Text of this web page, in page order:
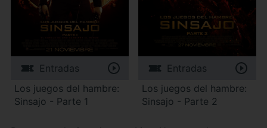
Entradas
Los juegos del hambre:
Sinsajo - Parte 1
Entradas
Los juegos del hambre:
Sinsajo - Parte 2